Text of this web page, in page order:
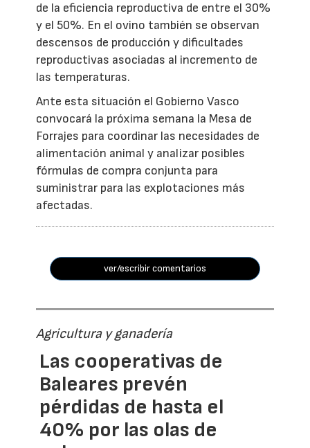
de la eficiencia reproductiva de entre el 30%
y el 50%. En el ovino también se observan
descensos de producción y dificultades
reproductivas asociadas al incremento de
las temperaturas.
Ante esta situación el Gobierno Vasco
convocará la próxima semana la Mesa de
Forrajes para coordinar las necesidades de
alimentación animal y analizar posibles
fórmulas de compra conjunta para
suministrar para las explotaciones más
afectadas.
ver/escribir comentarios
Agricultura y ganadería
Las cooperativas de
Baleares prevén
pérdidas de hasta el
40% por las olas de